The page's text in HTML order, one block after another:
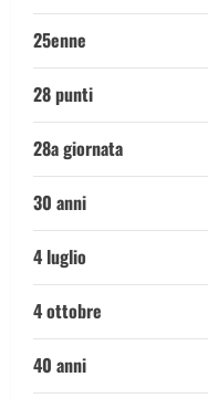
25enne
28 punti
28a giornata
30 anni
4 luglio
4 ottobre
40 anni